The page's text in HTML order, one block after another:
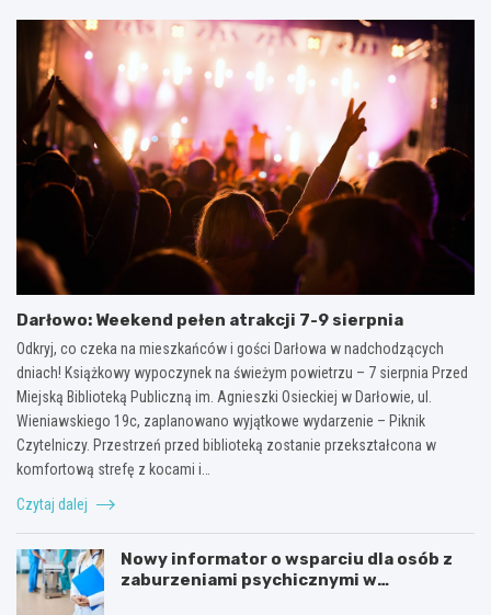
Darłowo: Weekend pełen atrakcji 7-9 sierpnia
Odkryj, co czeka na mieszkańców i gości Darłowa w nadchodzących
dniach! Książkowy wypoczynek na świeżym powietrzu – 7 sierpnia Przed
Miejską Biblioteką Publiczną im. Agnieszki Osieckiej w Darłowie, ul.
Wieniawskiego 19c, zaplanowano wyjątkowe wydarzenie – Piknik
Czytelniczy. Przestrzeń przed biblioteką zostanie przekształcona w
komfortową strefę z kocami i…
Czytaj dalej
Nowy informator o wsparciu dla osób z
zaburzeniami psychicznymi w